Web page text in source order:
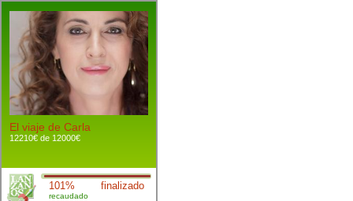
El viaje de Carla
12210€ de 12000€
101%
recaudado
finalizado